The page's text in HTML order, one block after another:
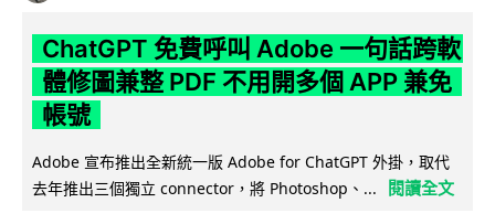
ChatGPT 免費呼叫 Adobe 一句話跨軟
體修圖兼整 PDF 不用開多個 APP 兼免
帳號
Adobe 宣布推出全新統一版 Adobe for ChatGPT 外掛，取代
去年推出三個獨立 connector，將 Photoshop、...
閱讀全文